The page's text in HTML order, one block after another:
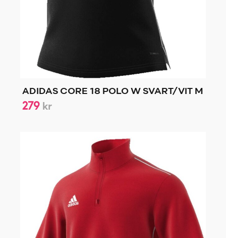
ADIDAS CORE 18 POLO W SVART/VIT M
279 kr